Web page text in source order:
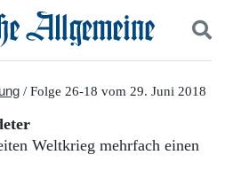
Politik
/ Folge 26-18 vom 29. Juni 2018
Weltkrieg mehrfach einen